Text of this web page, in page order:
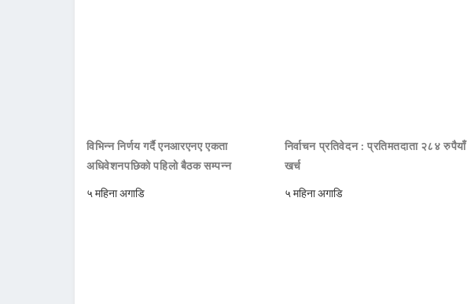
विभिन्न निर्णय गर्दै एनआरएनए एकता
अधिवेशनपछिको पहिलो बैठक सम्पन्न
५ महिना अगाडि
निर्वाचन प्रतिवेदन : प्रतिमतदाता २८४ रुपैयाँ
खर्च
५ महिना अगाडि